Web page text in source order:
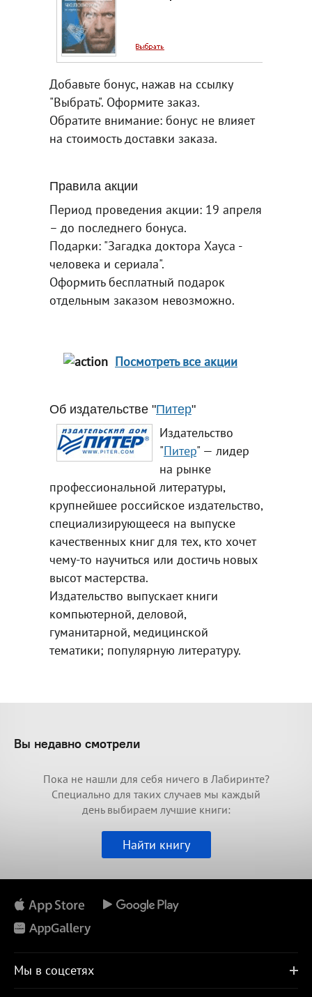
Добавьте бонус, нажав на ссылку
"Выбрать". Оформите заказ.
Обратите внимание: бонус не влияет
на стоимость доставки заказа.
Правила акции
Период проведения акции: 19 апреля
– до последнего бонуса.
Подарки: "Загадка доктора Хауса -
человека и сериала".
Оформить бесплатный подарок
отдельным заказом невозможно.
Посмотреть все акции
Об издательстве "Питер"
Издательство
"Питер" — лидер
на рынке
профессиональной литературы,
крупнейшее российское издательство,
специализирующееся на выпуске
качественных книг для тех, кто хочет
чему-то научиться или достичь новых
высот мастерства.
Издательство выпускает книги
компьютерной, деловой,
гуманитарной, медицинской
тематики; популярную литературу.
Вы недавно смотрели
Пока не нашли для себя ничего в Лабиринте?
Специально для таких случаев мы каждый
день выбираем лучшие книги:
Найти книгу
Мы в соцсетях